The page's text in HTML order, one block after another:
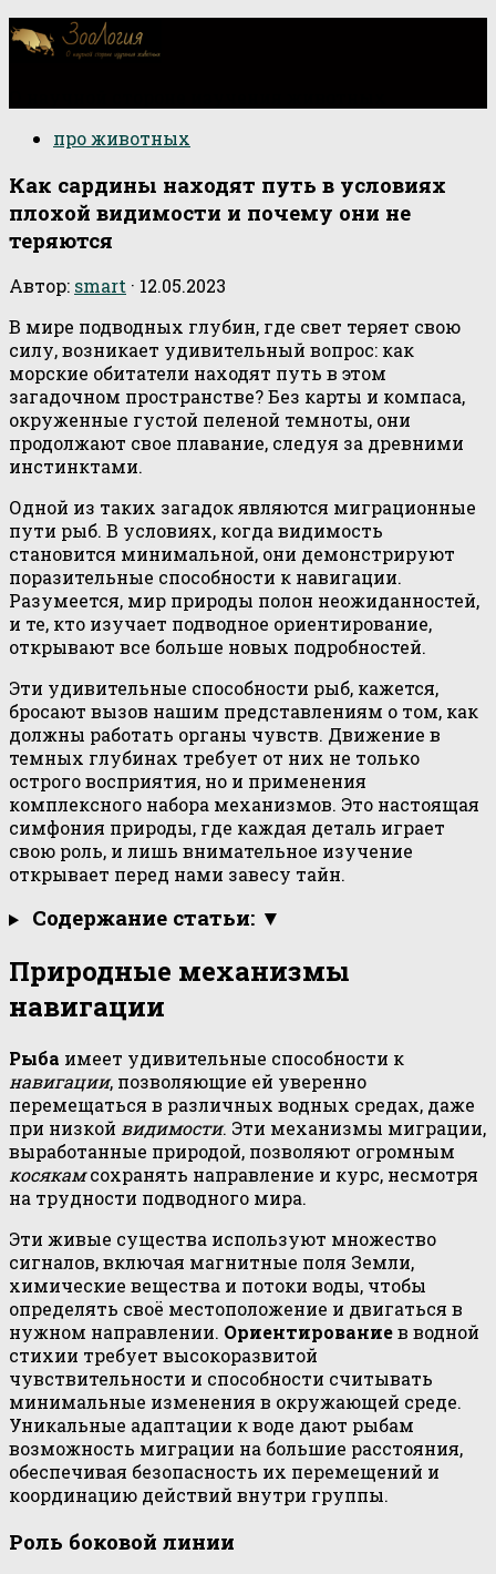
про животных
Как сардины находят путь в условиях
плохой видимости и почему они не
теряются
Автор: smart · 12.05.2023
В мире подводных глубин, где свет теряет свою
силу, возникает удивительный вопрос: как
морские обитатели находят путь в этом
загадочном пространстве? Без карты и компаса,
окруженные густой пеленой темноты, они
продолжают свое плавание, следуя за древними
инстинктами.
Одной из таких загадок являются миграционные
пути рыб. В условиях, когда видимость
становится минимальной, они демонстрируют
поразительные способности к навигации.
Разумеется, мир природы полон неожиданностей,
и те, кто изучает подводное ориентирование,
открывают все больше новых подробностей.
Эти удивительные способности рыб, кажется,
бросают вызов нашим представлениям о том, как
должны работать органы чувств. Движение в
темных глубинах требует от них не только
острого восприятия, но и применения
комплексного набора механизмов. Это настоящая
симфония природы, где каждая деталь играет
свою роль, и лишь внимательное изучение
открывает перед нами завесу тайн.
Содержание статьи: ▼
Природные механизмы
навигации
Рыба имеет удивительные способности к
навигации, позволяющие ей уверенно
перемещаться в различных водных средах, даже
при низкой видимости. Эти механизмы миграции,
выработанные природой, позволяют огромным
косякамсохранять направление и курс, несмотря
на трудности подводного мира.
Эти живые существа используют множество
сигналов, включая магнитные поля Земли,
химические вещества и потоки воды, чтобы
определять своё местоположение и двигаться в
нужном направлении. Ориентированиев водной
стихии требует высокоразвитой
чувствительности и способности считывать
минимальные изменения в окружающей среде.
Уникальные адаптации к воде дают рыбам
возможность миграции на большие расстояния,
обеспечивая безопасность их перемещений и
координацию действий внутри группы.
Роль боковой линии